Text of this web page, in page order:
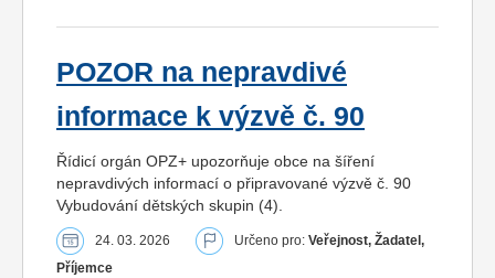
POZOR na nepravdivé
informace k výzvě č. 90
Řídicí orgán OPZ+ upozorňuje obce na šíření
nepravdivých informací o připravované výzvě č. 90
Vybudování dětských skupin (4).
24. 03. 2026 Určeno pro: Veřejnost, Žadatel,
Příjemce